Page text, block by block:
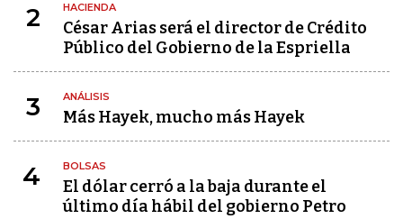
2 HACIENDA
César Arias será el director de Crédito
Público del Gobierno de la Espriella
3 ANÁLISIS
Más Hayek, mucho más Hayek
4 BOLSAS
El dólar cerró a la baja durante el
último día hábil del gobierno Petro